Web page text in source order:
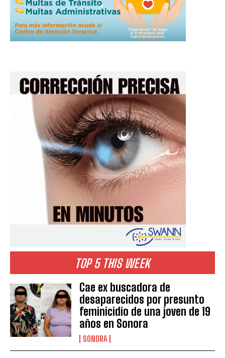
TOP 5 THIS WEEK
Cae ex buscadora de
desaparecidos por presunto
feminicidio de una joven de 19
años en Sonora
SONORA